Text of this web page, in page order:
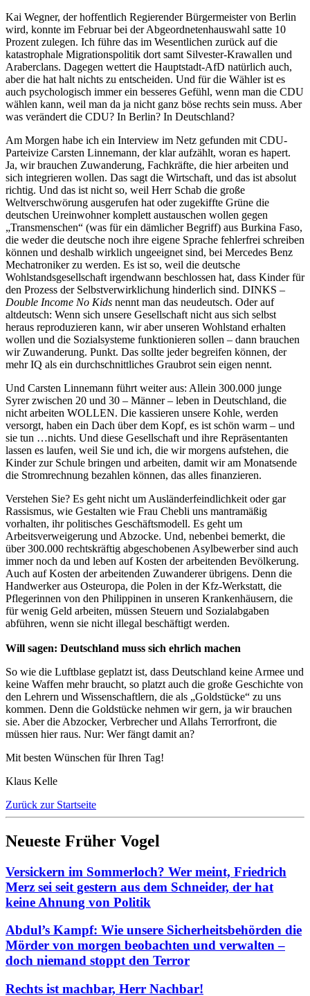
Kai Wegner, der hoffentlich Regierender Bürgermeister von Berlin
wird, konnte im Februar bei der Abgeordnetenhauswahl satte 10
Prozent zulegen. Ich führe das im Wesentlichen zurück auf die
katastrophale Migrationspolitik dort samt Silvester-Krawallen und
Araberclans. Dagegen wettert die Hauptstadt-AfD natürlich auch,
aber die hat halt nichts zu entscheiden. Und für die Wähler ist es
auch psychologisch immer ein besseres Gefühl, wenn man die CDU
wählen kann, weil man da ja nicht ganz böse rechts sein muss. Aber
was verändert die CDU? In Berlin? In Deutschland?
Am Morgen habe ich ein Interview im Netz gefunden mit CDU-
Parteivize Carsten Linnemann, der klar aufzählt, woran es hapert.
Ja, wir brauchen Zuwanderung, Fachkräfte, die hier arbeiten und
sich integrieren wollen. Das sagt die Wirtschaft, und das ist absolut
richtig. Und das ist nicht so, weil Herr Schab die große
Weltverschwörung ausgerufen hat oder zugekiffte Grüne die
deutschen Ureinwohner komplett austauschen wollen gegen
„Transmenschen“ (was für ein dämlicher Begriff) aus Burkina Faso,
die weder die deutsche noch ihre eigene Sprache fehlerfrei schreiben
können und deshalb wirklich ungeeignet sind, bei Mercedes Benz
Mechatroniker zu werden. Es ist so, weil die deutsche
Wohlstandsgesellschaft irgendwann beschlossen hat, dass Kinder für
den Prozess der Selbstverwirklichung hinderlich sind. DINKS –
Double Income No Kids nennt man das neudeutsch. Oder auf
altdeutsch: Wenn sich unsere Gesellschaft nicht aus sich selbst
heraus reproduzieren kann, wir aber unseren Wohlstand erhalten
wollen und die Sozialsysteme funktionieren sollen – dann brauchen
wir Zuwanderung. Punkt. Das sollte jeder begreifen können, der
mehr IQ als ein durchschnittliches Graubrot sein eigen nennt.
Und Carsten Linnemann führt weiter aus: Allein 300.000 junge
Syrer zwischen 20 und 30 – Männer – leben in Deutschland, die
nicht arbeiten WOLLEN. Die kassieren unsere Kohle, werden
versorgt, haben ein Dach über dem Kopf, es ist schön warm – und
sie tun …nichts. Und diese Gesellschaft und ihre Repräsentanten
lassen es laufen, weil Sie und ich, die wir morgens aufstehen, die
Kinder zur Schule bringen und arbeiten, damit wir am Monatsende
die Stromrechnung bezahlen können, das alles finanzieren.
Verstehen Sie? Es geht nicht um Ausländerfeindlichkeit oder gar
Rassismus, wie Gestalten wie Frau Chebli uns mantramäßig
vorhalten, ihr politisches Geschäftsmodell. Es geht um
Arbeitsverweigerung und Abzocke. Und, nebenbei bemerkt, die
über 300.000 rechtskräftig abgeschobenen Asylbewerber sind auch
immer noch da und leben auf Kosten der arbeitenden Bevölkerung.
Auch auf Kosten der arbeitenden Zuwanderer übrigens. Denn die
Handwerker aus Osteuropa, die Polen in der Kfz-Werkstatt, die
Pflegerinnen von den Philippinen in unseren Krankenhäusern, die
für wenig Geld arbeiten, müssen Steuern und Sozialabgaben
abführen, wenn sie nicht illegal beschäftigt werden.
Will sagen: Deutschland muss sich ehrlich machen
So wie die Luftblase geplatzt ist, dass Deutschland keine Armee und
keine Waffen mehr braucht, so platzt auch die große Geschichte von
den Lehrern und Wissenschaftlern, die als „Goldstücke“ zu uns
kommen. Denn die Goldstücke nehmen wir gern, ja wir brauchen
sie. Aber die Abzocker, Verbrecher und Allahs Terrorfront, die
müssen hier raus. Nur: Wer fängt damit an?
Mit besten Wünschen für Ihren Tag!
Klaus Kelle
Zurück zur Startseite
Neueste Früher Vogel
Versickern im Sommerloch? Wer meint, Friedrich
Merz sei seit gestern aus dem Schneider, der hat
keine Ahnung von Politik
Abdul’s Kampf: Wie unsere Sicherheitsbehörden die
Mörder von morgen beobachten und verwalten –
doch niemand stoppt den Terror
Rechts ist machbar, Herr Nachbar!